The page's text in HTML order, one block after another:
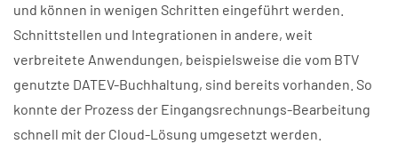
und können in wenigen Schritten eingeführt werden.
Schnittstellen und Integrationen in andere, weit
verbreitete Anwendungen, beispielsweise die vom BTV
genutzte DATEV-Buchhaltung, sind bereits vorhanden. So
konnte der Prozess der Eingangsrechnungs-Bearbeitung
schnell mit der Cloud-Lösung umgesetzt werden.